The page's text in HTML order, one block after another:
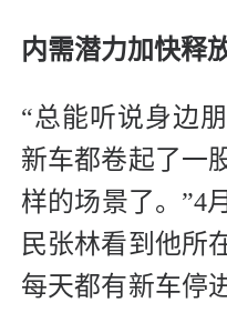
内需潜力加快释
“总能听说身边
新车都卷起了一
样的场景了。”4
民张林看到他所
每天都有新车停